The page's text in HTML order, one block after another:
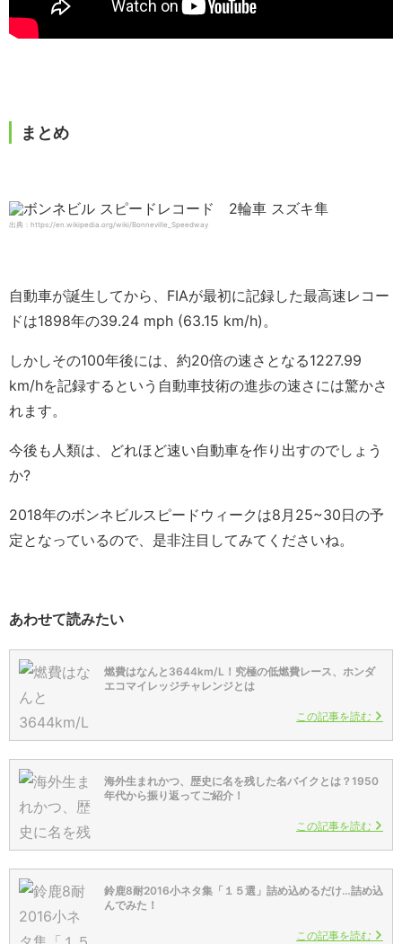
まとめ
出典：https://en.wikipedia.org/wiki/Bonneville_Speedway
自動車が誕生してから、FIAが最初に記録した最高速レコー
ドは1898年の39.24 mph (63.15 km/h)。
しかしその100年後には、約20倍の速さとなる1227.99
km/hを記録するという自動車技術の進歩の速さには驚かさ
れます。
今後も人類は、どれほど速い自動車を作り出すのでしょう
か?
2018年のボンネビルスピードウィークは8月25~30日の予
定となっているので、是非注目してみてくださいね。
あわせて読みたい
燃費はなんと3644km/L！究極の低燃費レース、ホンダ
エコマイレッジチャレンジとは
この記事を読む
海外生まれかつ、歴史に名を残した名バイクとは？1950
年代から振り返ってご紹介！
この記事を読む
鈴鹿8耐2016小ネタ集「１５選」詰め込めるだけ…詰め込
んでみた！
この記事を読む